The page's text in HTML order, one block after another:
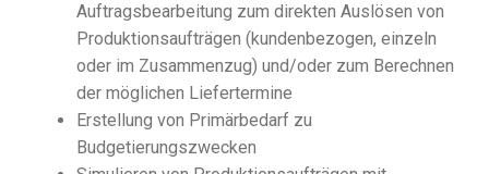
Auftragsbearbeitung zum direkten Auslösen von
Produktionsaufträgen (kundenbezogen, einzeln
oder im Zusammenzug) und/oder zum Berechnen
der möglichen Liefertermine
Erstellung von Primärbedarf zu
Budgetierungszwecken